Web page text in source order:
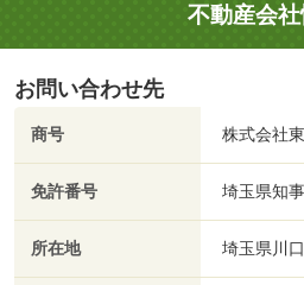
不動産会
お問い合わせ先
商号 株式会社
免許番号 埼玉県知
所在地 埼玉県川